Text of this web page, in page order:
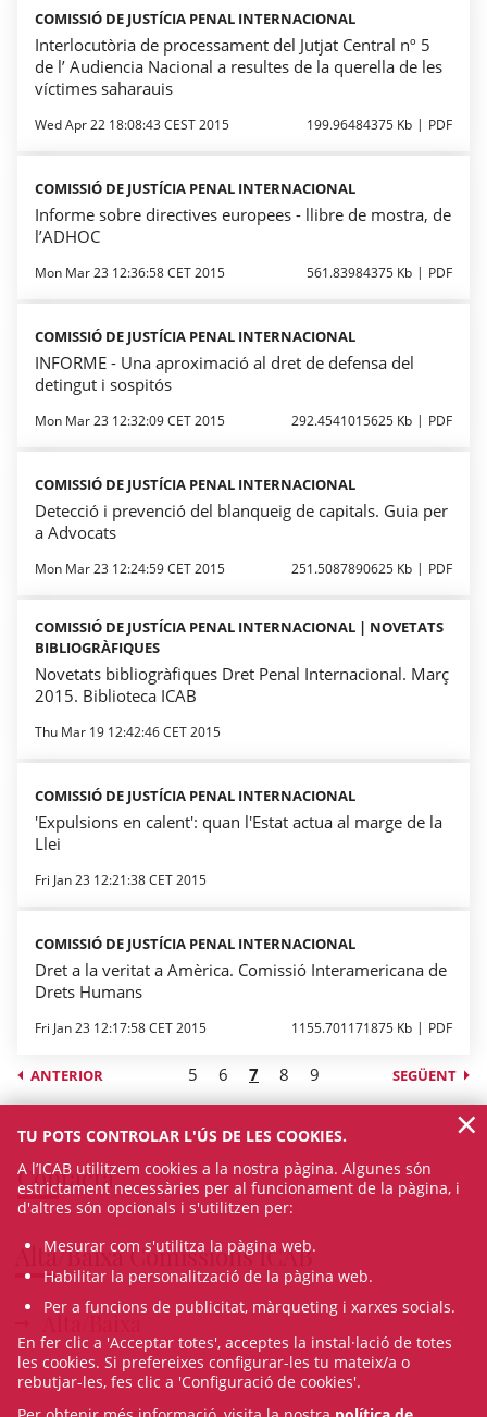
COMISSIÓ DE JUSTÍCIA PENAL INTERNACIONAL
Interlocutòria de processament del Jutjat Central nº 5
de l’ Audiencia Nacional a resultes de la querella de les
víctimes saharauis
Wed Apr 22 18:08:43 CEST 2015 199.96484375 Kb PDF
COMISSIÓ DE JUSTÍCIA PENAL INTERNACIONAL
Informe sobre directives europees - llibre de mostra, de
l’ADHOC
Mon Mar 23 12:36:58 CET 2015 561.83984375 Kb PDF
COMISSIÓ DE JUSTÍCIA PENAL INTERNACIONAL
INFORME - Una aproximació al dret de defensa del
detingut i sospitós
Mon Mar 23 12:32:09 CET 2015 292.4541015625 Kb PDF
COMISSIÓ DE JUSTÍCIA PENAL INTERNACIONAL
Detecció i prevenció del blanqueig de capitals. Guia per
a Advocats
Mon Mar 23 12:24:59 CET 2015 251.5087890625 Kb PDF
COMISSIÓ DE JUSTÍCIA PENAL INTERNACIONAL | NOVETATS
BIBLIOGRÀFIQUES
Novetats bibliogràfiques Dret Penal Internacional. Març
2015. Biblioteca ICAB
Thu Mar 19 12:42:46 CET 2015
COMISSIÓ DE JUSTÍCIA PENAL INTERNACIONAL
'Expulsions en calent': quan l'Estat actua al marge de la
Llei
Fri Jan 23 12:21:38 CET 2015
COMISSIÓ DE JUSTÍCIA PENAL INTERNACIONAL
Dret a la veritat a Amèrica. Comissió Interamericana de
Drets Humans
Fri Jan 23 12:17:58 CET 2015 1155.701171875 Kb PDF
ANTERIOR 5 6 7 8 9 SEGÜENT
Contacta
Alta/Baixa Comissions ICAB
TU POTS CONTROLAR L'ÚS DE LES COOKIES.
A l’ICAB utilitzem cookies a la nostra pàgina. Algunes són
estrictament necessàries per al funcionament de la pàgina, i
d'altres són opcionals i s'utilitzen per:
Mesurar com s'utilitza la pàgina web.
Habilitar la personalització de la pàgina web.
Per a funcions de publicitat, màrqueting i xarxes socials.
En fer clic a 'Acceptar totes', acceptes la instal·lació de totes
les cookies. Si prefereixes configurar-les tu mateix/a o
rebutjar-les, fes clic a 'Configuració de cookies'.
×